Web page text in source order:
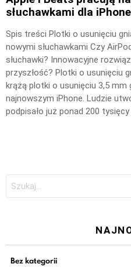
słuchawkami dla
Spis treści Plotki o usunięciu
nowymi słuchawkami Czy
słuchawki? Innowacyjne
przyszłość? Plotki o usunięciu
krążą plotki o usunięciu 3,5 mm
najnowszym iPhone. Ludzie
podpisało już ponad 200 tysięcy
Bez kategorii